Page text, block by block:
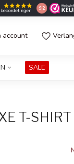
beoordelingen 9.2
account
SALE
T-